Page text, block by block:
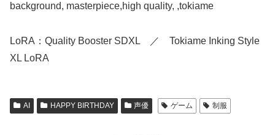
background, masterpiece,high quality, ,tokiame
LoRA：Quality Booster SDXL ／ Tokiame Inking Style
XL LoRA
AI HAPPY BIRTHDAY 声優 ゲーム 制服